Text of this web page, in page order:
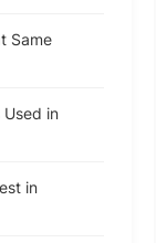
Same
Used in
in